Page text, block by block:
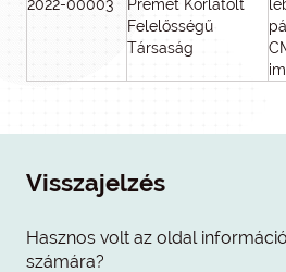
2022-00003
Premet Korlátolt
Felelősségű
Társaság
Visszajelzés
Hasznos volt az oldal
számára?